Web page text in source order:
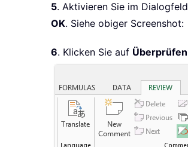
5. Aktivieren Sie im Dialogfeld
OK. Siehe obiger Screenshot:
6. Klicken Sie auf Überprüfen